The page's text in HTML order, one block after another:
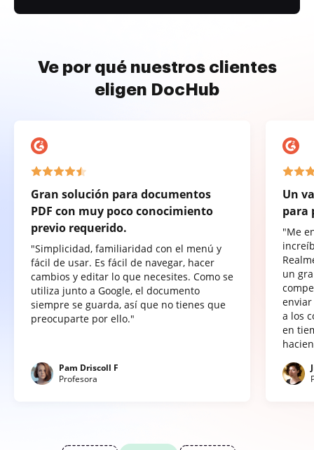
Ve por qué nuestros clientes
eligen DocHub
Gran solución para documentos
PDF con muy poco conocimiento
previo requerido.
"Simplicidad, familiaridad con el menú y
fácil de usar. Es fácil de navegar, hacer
cambios y editar lo que necesites. Como se
utiliza junto a Google, el documento
siempre se guarda, así que no tienes que
preocuparte por ello."
Pam Driscoll F
Profesora
Un
para
"Me
un
a los
en